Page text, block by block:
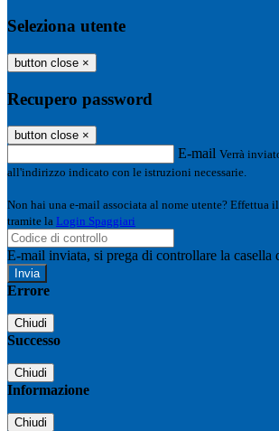
Seleziona utente
button close ×
Recupero password
button close ×
E-mail Verrà
all'indirizzo indicato con le istruzioni necessarie.
Non hai una e-mail associata al nome utente? Effettua
tramite la Login Spaggiari
E-mail inviata, si prega di controllare la casella
Errore
Chiudi
Successo
Chiudi
Informazione
Chiudi